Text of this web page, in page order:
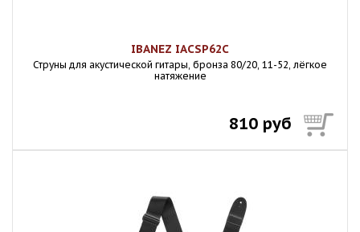
IBANEZ IACSP62C
Струны для акустической гитары, бронза 80/20, 11-52, лёгкое
натяжение
810 руб